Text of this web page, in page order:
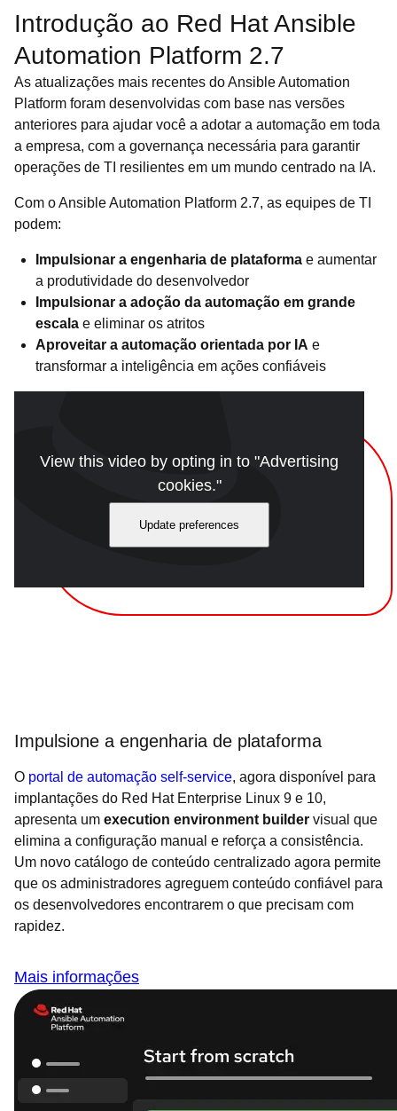
Introdução ao Red Hat Ansible
Automation Platform 2.7
As atualizações mais recentes do Ansible Automation
Platform foram desenvolvidas com base nas versões
anteriores para ajudar você a adotar a automação em toda
a empresa, com a governança necessária para garantir
operações de TI resilientes em um mundo centrado na IA.
Com o Ansible Automation Platform 2.7, as equipes de TI
podem:
Impulsionar a engenharia de plataforma e aumentar
a produtividade do desenvolvedor
Impulsionar a adoção da automação em grande
escala e eliminar os atritos
Aproveitar a automação orientada por IA e
transformar a inteligência em ações confiáveis
View this video by opting in to "Advertising
cookies."
Update preferences
Impulsione a engenharia de plataforma
O portal de automação self-service, agora disponível para
implantações do Red Hat Enterprise Linux 9 e 10,
apresenta um execution environment builder visual que
elimina a configuração manual e reforça a consistência.
Um novo catálogo de conteúdo centralizado agora permite
que os administradores agreguem conteúdo confiável para
os desenvolvedores encontrarem o que precisam com
rapidez.
Mais informações